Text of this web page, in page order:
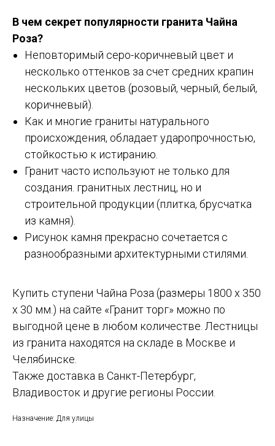
В чем секрет популярности гранита Чайна
Роза?
Неповторимый серо-коричневый цвет и
несколько оттенков за счет средних крапин
нескольких цветов (розовый, черный, белый,
коричневый).
Как и многие граниты натурального
происхождения, обладает ударопрочностью,
стойкостью к истиранию.
Гранит часто используют не только для
создания. гранитных лестниц, но и
строительной продукции (плитка, брусчатка
из камня).
Рисунок камня прекрасно сочетается с
разнообразными архитектурными стилями.
Купить ступени Чайна Роза (размеры 1800 х 350
х 30 мм.) на сайте «Гранит торг» можно по
выгодной цене в любом количестве. Лестницы
из гранита находятся на складе в Москве и
Челябинске.
Также доставка в Санкт-Петербург,
Владивосток и другие регионы России.
Назначение: Для улицы